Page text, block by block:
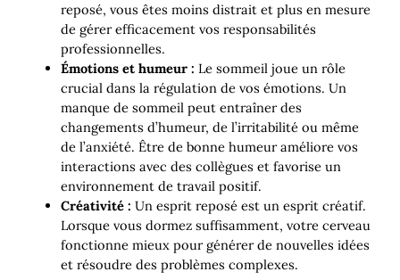
reposé, vous êtes moins distrait et plus en mesure
de gérer efficacement vos responsabilités
professionnelles.
Émotions et humeur : Le sommeil joue un rôle
crucial dans la régulation de vos émotions. Un
manque de sommeil peut entraîner des
changements d’humeur, de l’irritabilité ou même
de l’anxiété. Être de bonne humeur améliore vos
interactions avec des collègues et favorise un
environnement de travail positif.
Créativité : Un esprit reposé est un esprit créatif.
Lorsque vous dormez suffisamment, votre cerveau
fonctionne mieux pour générer de nouvelles idées
et résoudre des problèmes complexes.